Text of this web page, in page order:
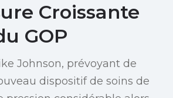
Croissante
GOP
Johnson, prévoyant de
dispositif de soins de